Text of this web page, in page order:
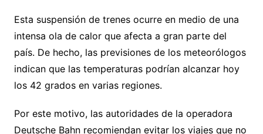
Esta suspensión de trenes ocurre en medio de una
intensa ola de calor que afecta a gran parte del
país. De hecho, las previsiones de los meteorólogos
indican que las temperaturas podrían alcanzar hoy
los 42 grados en varias regiones.
Por este motivo, las autoridades de la operadora
Deutsche Bahn recomiendan evitar los viajes que no